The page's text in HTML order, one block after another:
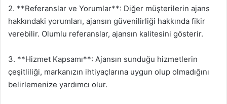
2. **Referanslar ve Yorumlar**: Diğer müşterilerin ajans
hakkındaki yorumları, ajansın güvenilirliği hakkında fikir
verebilir. Olumlu referanslar, ajansın kalitesini gösterir.
3. **Hizmet Kapsamı**: Ajansın sunduğu hizmetlerin
çeşitliliği, markanızın ihtiyaçlarına uygun olup olmadığını
belirlemenize yardımcı olur.